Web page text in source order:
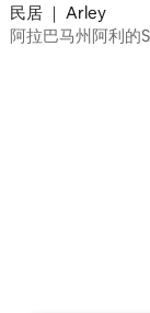
民居 ｜ Arley
阿拉巴马州阿利的